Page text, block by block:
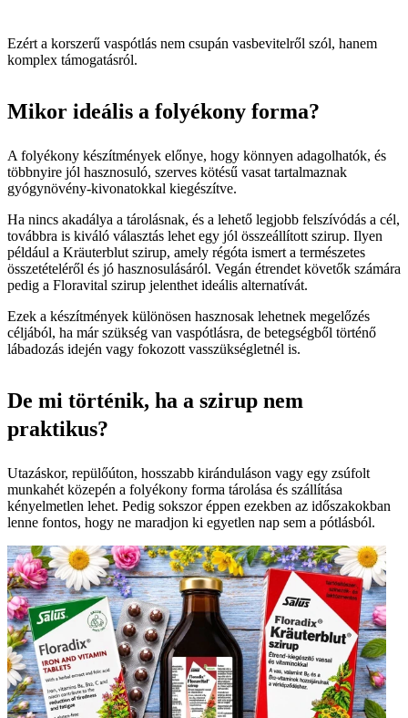
Ezért a korszerű vaspótlás nem csupán vasbevitelről szól, hanem
komplex támogatásról.
Mikor ideális a folyékony forma?
A folyékony készítmények előnye, hogy könnyen adagolhatók, és
többnyire jól hasznosuló, szerves kötésű vasat tartalmaznak
gyógynövény-kivonatokkal kiegészítve.
Ha nincs akadálya a tárolásnak, és a lehető legjobb felszívódás a cél,
továbbra is kiváló választás lehet egy jól összeállított szirup. Ilyen
például a Kräuterblut szirup, amely régóta ismert a természetes
összetételéről és jó hasznosulásáról. Vegán étrendet követők számára
pedig a Floravital szirup jelenthet ideális alternatívát.
Ezek a készítmények különösen hasznosak lehetnek megelőzés
céljából, ha már szükség van vaspótlásra, de betegségből történő
lábadozás idején vagy fokozott vasszükségletnél is.
De mi történik, ha a szirup nem
praktikus?
Utazáskor, repülőúton, hosszabb kiránduláson vagy egy zsúfolt
munkahét közepén a folyékony forma tárolása és szállítása
kényelmetlen lehet. Pedig sokszor éppen ezekben az időszakokban
lenne fontos, hogy ne maradjon ki egyetlen nap sem a pótlásból.